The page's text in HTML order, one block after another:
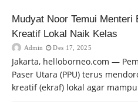
Mudyat Noor Temui Menteri
Kreatif Lokal Naik Kelas
Admin Des 17, 2025
Jakarta, helloborneo.com —
Paser Utara (PPU) terus
kreatif (ekraf) lokal agar